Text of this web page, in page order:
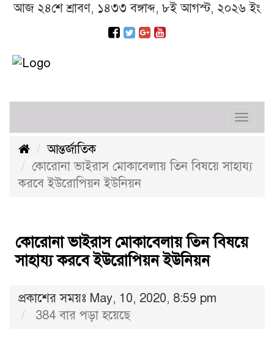
আজ ২৪শে শ্রাবণ, ১৪৩৩ বঙ্গাব্দ, ৮ই আগস্ট, ২০২৬ ইং
আন্তর্জাতিক
কোরোনা ভাইরাস মোকাবেলায় তিন বিষয়ে সাহায্য
করবে ইউরোপিয়ন ইউনিয়ন
কোরোনা ভাইরাস মোকাবেলায় তিন বিষয়ে
সাহায্য করবে ইউরোপিয়ন ইউনিয়ন
প্রকাশের সময়ঃ May, 10, 2020, 8:59 pm
384 বার পড়া হয়েছে